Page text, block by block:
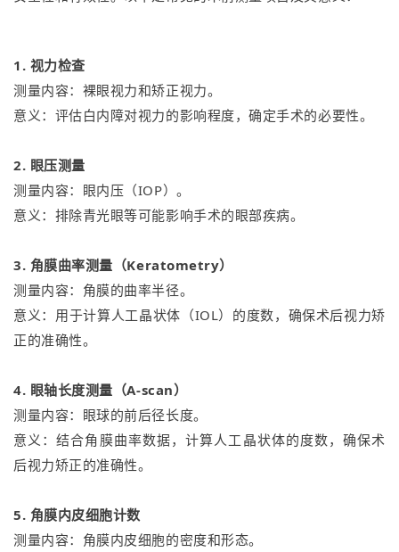
1. 视力检查
测量内容：裸眼视力和矫正视力。
意义：评估白内障对视力的影响程度，确定手术的必要性。
2. 眼压测量
测量内容：眼内压（IOP）。
意义：排除青光眼等可能影响手术的眼部疾病。
3. 角膜曲率测量（Keratometry）
测量内容：角膜的曲率半径。
意义：用于计算人工晶状体（IOL）的度数，确保术后视力矫
正的准确性。
4. 眼轴长度测量（A-scan）
测量内容：眼球的前后径长度。
意义：结合角膜曲率数据，计算人工晶状体的度数，确保术
后视力矫正的准确性。
5. 角膜内皮细胞计数
测量内容：角膜内皮细胞的密度和形态。